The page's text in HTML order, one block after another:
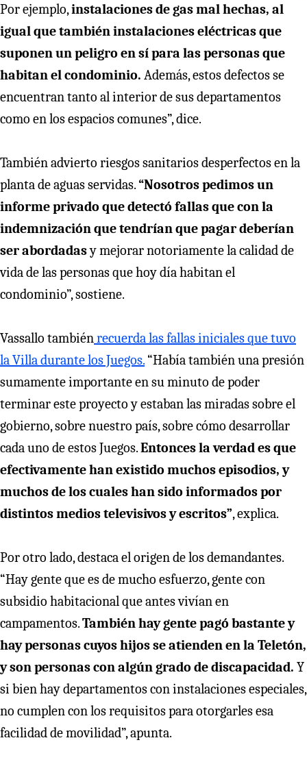
Por ejemplo,instalaciones de gas mal hechas, al
igual que también instalaciones eléctricas que
suponen un peligro en sí para las personas que
habitan el condominio. Además, estos defectos se
encuentran tanto al interior de sus departamentos
como en los espacios comunes”, dice.
También advierto riesgos sanitarios desperfectos en la
planta de aguas servidas.“Nosotros pedimos un
informe privado que detectó fallas que con la
indemnización que tendrían que pagar deberían
ser abordadasy mejorar notoriamente la calidad de
vida de las personas que hoy día habitan el
condominio”, sostiene.
Vassallo tambiénrecuerda las fallas iniciales que tuvo
la Villa durante los Juegos. “Había también una presión
sumamente importante en su minuto de poder
terminar este proyecto y estaban las miradas sobre el
gobierno, sobre nuestro país, sobre cómo desarrollar
cada uno de estos Juegos.Entonces la verdad es que
efectivamente han existido muchos episodios, y
muchos de los cuales han sido informados por
distintos medios televisivos y escritos”, explica.
Por otro lado, destaca el origen de los demandantes.
“Hay gente que es de mucho esfuerzo, gente con
subsidio habitacional que antes vivían en
campamentos.También hay gente pagó bastante y
hay personas cuyos hijos se atienden en la Teletón,
y son personas con algún grado de discapacidad. Y
si bien hay departamentos con instalaciones especiales,
no cumplen con los requisitos para otorgarles esa
facilidad de movilidad”, apunta.